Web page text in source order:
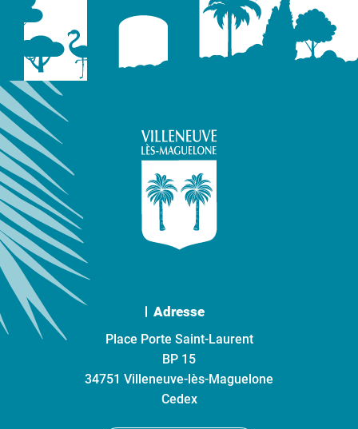
Adresse
Place Porte Saint-Laurent
BP 15
34751 Villeneuve-lès-Maguelone
Cedex